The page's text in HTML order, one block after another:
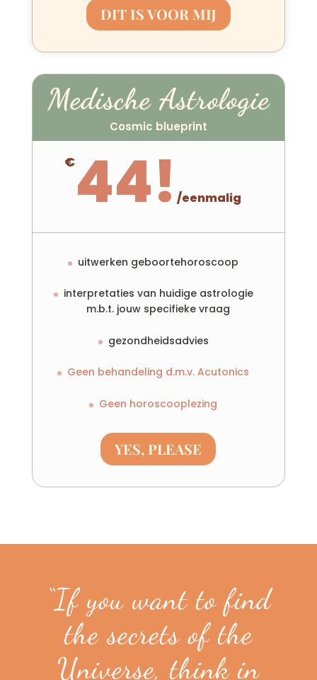
DIT IS VOOR MIJ
Medische Astrologie
Cosmic blueprint
€44!/eenmalig
uitwerken geboortehoroscoop
interpretaties van huidige astrologie
m.b.t. jouw specifieke vraag
gezondheidsadvies
Geen behandeling d.m.v. Acutonics
Geen horoscooplezing
YES, PLEASE
“If you want to find
the secrets of the
Universe, think in